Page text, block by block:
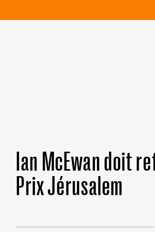
Ian McEwan doit
Prix Jérusalem